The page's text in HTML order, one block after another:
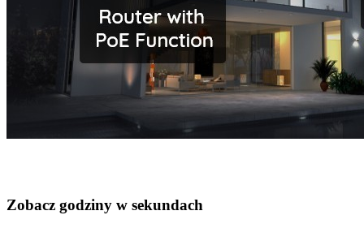
Zobacz godziny w sekundach